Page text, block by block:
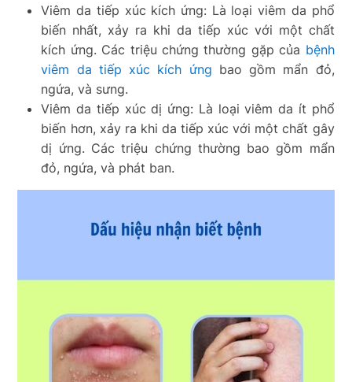
Viêm da tiếp xúc kích ứng: Là loại viêm da phổ
biến nhất, xảy ra khi da tiếp xúc với một chất
kích ứng. Các triệu chứng thường gặp của bệnh
viêm da tiếp xúc kích ứng bao gồm mẩn đỏ,
ngứa, và sưng.
Viêm da tiếp xúc dị ứng: Là loại viêm da ít phổ
biến hơn, xảy ra khi da tiếp xúc với một chất gây
dị ứng. Các triệu chứng thường bao gồm mẩn
đỏ, ngứa, và phát ban.